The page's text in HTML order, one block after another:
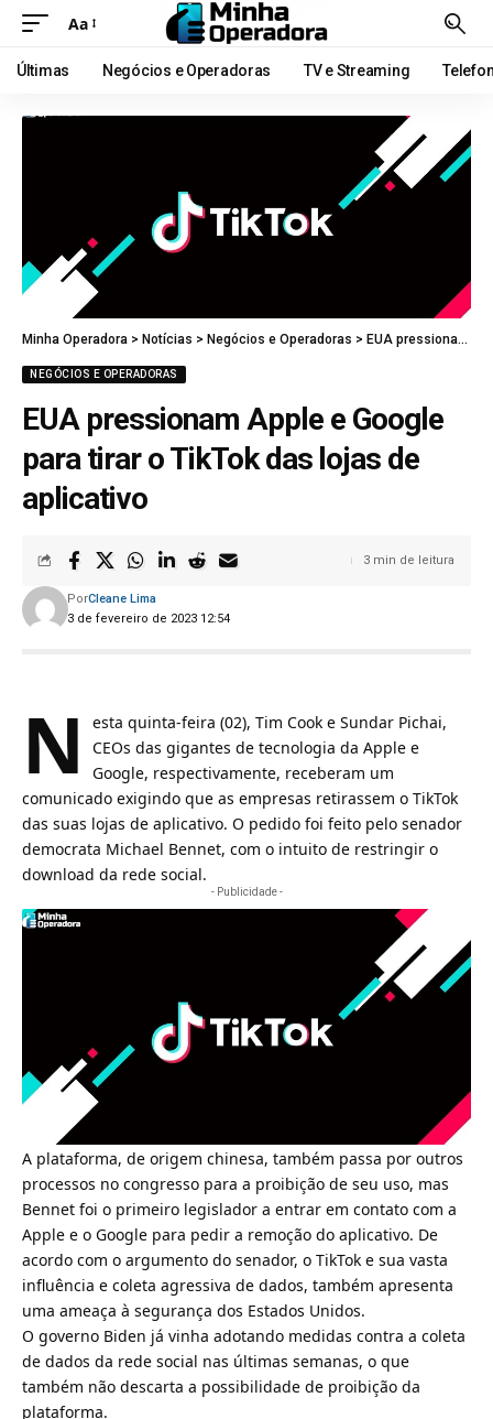
Aa
Últimas Negócios e Operadoras TV e Streaming
Minha Operadora > Notícias > Negócios e Operadoras > EUA pressionam Apple e Google para tirar o TikTok das lojas de aplicativo
NEGÓCIOS E OPERADORAS
EUA pressionam Apple e Google
para tirar o TikTok das lojas de
aplicativo
3 de fevereiro de 2023 12:54
PorCleane Lima
3 min de leitura
N
esta quinta-feira (02), Tim Cook e Sundar Pichai,
CEOs das gigantes de tecnologia da Apple e
Google, respectivamente, receberam um
comunicado exigindo que as empresas retirassem o TikTok
das suas lojas de aplicativo. O pedido foi feito pelo senador
democrata Michael Bennet, com o intuito de restringir o
download da rede social.
- Publicidade -
A plataforma, de origem chinesa, também passa por outros
processos no congresso para a proibição de seu uso, mas
Bennet foi o primeiro legislador a entrar em contato com a
Apple e o Google para pedir a remoção do aplicativo. De
acordo com o argumento do senador, o TikTok e sua vasta
influência e coleta agressiva de dados, também apresenta
uma ameaça à segurança dos Estados Unidos.
O governo Biden já vinha adotando medidas contra a coleta
de dados da rede social nas últimas semanas, o que
também não descarta a possibilidade de proibição da
plataforma.